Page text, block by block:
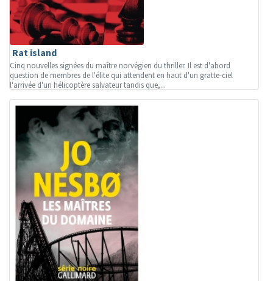
Rat island
Cinq nouvelles signées du maître norvégien du thriller. Il est d'abord
question de membres de l'élite qui attendent en haut d'un gratte-ciel
l'arrivée d'un hélicoptère salvateur tandis que,...